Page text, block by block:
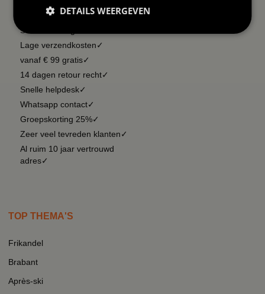
BBWEBWINKEL:
Snelle levering✓
Lage verzendkosten✓
vanaf € 99 gratis✓
14 dagen retour recht✓
Snelle helpdesk✓
Whatsapp contact✓
Groepskorting 25%✓
Zeer veel tevreden klanten✓
Al ruim 10 jaar vertrouwd
adres✓
TOP THEMA'S
Frikandel
Brabant
Après-ski
DETAILS WEERGEVEN